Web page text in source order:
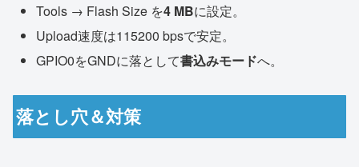
Tools → Flash Size を4 MBに設定。
Upload速度は115200 bpsで安定。
GPIO0をGNDに落として書込みモードへ。
落とし穴＆対策